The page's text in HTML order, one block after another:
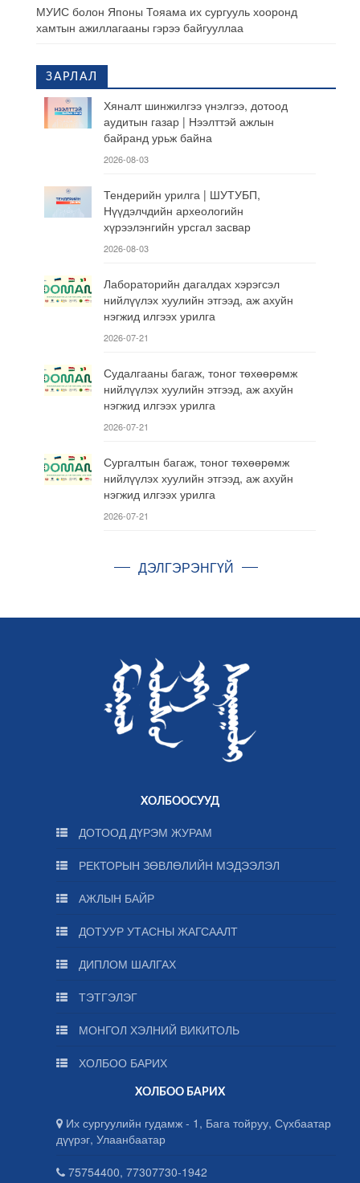
МУИС болон Японы Тояама их сургууль хооронд
хамтын ажиллагааны гэрээ байгууллаа
ЗАРЛАЛ
Хяналт шинжилгээ үнэлгээ, дотоод
аудитын газар | Нээлттэй ажлын
байранд урьж байна
2026-08-03
Тендерийн урилга | ШУТУБП,
Нүүдэлчдийн археологийн
хүрээлэнгийн урсгал засвар
2026-08-03
Лабораторийн дагалдах хэрэгсэл
нийлүүлэх хуулийн этгээд, аж ахуйн
нэгжид илгээх урилга
2026-07-21
Судалгааны багаж, тоног төхөөрөмж
нийлүүлэх хуулийн этгээд, аж ахуйн
нэгжид илгээх урилга
2026-07-21
Сургалтын багаж, тоног төхөөрөмж
нийлүүлэх хуулийн этгээд, аж ахуйн
нэгжид илгээх урилга
2026-07-21
ДЭЛГЭРЭНГҮЙ
ХОЛБООСУУД
ДОТООД ДҮРЭМ ЖУРАМ
РЕКТОРЫН ЗӨВЛӨЛИЙН МЭДЭЭЛЭЛ
АЖЛЫН БАЙР
ДОТУУР УТАСНЫ ЖАГСААЛТ
ДИПЛОМ ШАЛГАХ
ТЭТГЭЛЭГ
МОНГОЛ ХЭЛНИЙ ВИКИТОЛЬ
ХОЛБОО БАРИХ
ХОЛБОО БАРИХ
Их сургуулийн гудамж - 1, Бага тойруу, Сүхбаатар
дүүрэг, Улаанбаатар
75754400, 77307730-1942